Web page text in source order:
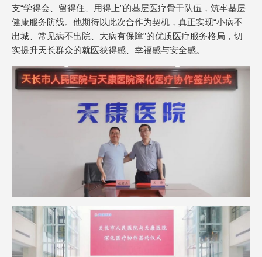
支“学得会、留得住、用得上”的基层医疗骨干队伍，筑牢基层
健康服务防线。他期待以此次合作为契机，真正实现“小病不
出城、常见病不出院、大病有保障”的优质医疗服务格局，切
实提升天长群众的就医获得感、幸福感与安全感。